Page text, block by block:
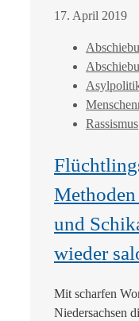
17. April 2019
Rassismus
und
wieder
Mit scharfen
Niedersachsen